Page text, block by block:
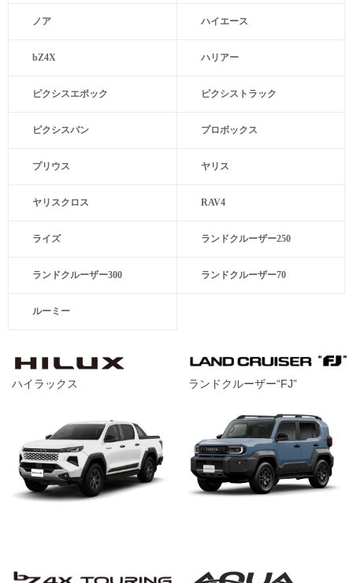
ノア ハイエース
bZ4X ハリアー
ピクシスエポック ピクシストラック
ピクシスバン プロボックス
プリウス ヤリス
ヤリスクロス RAV4
ライズ ランドクルーザー250
ランドクルーザー300 ランドクルーザー70
ルーミー
ハイラックス ランドクルーザー“FJ”